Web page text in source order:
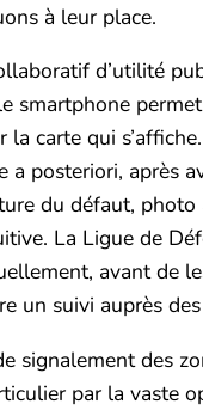
à leur place.
d’utilité
smartphone
la carte qui
a posteriori, après
du défaut,
La Ligue de
avant de
un suivi auprès
signalement des
par la vaste